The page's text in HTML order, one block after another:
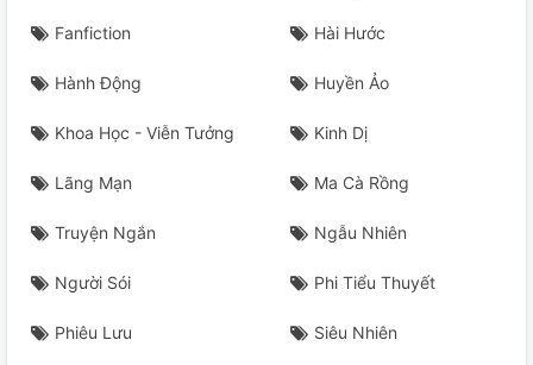
Fanfiction Hài Hước
Hành Động Huyền Ảo
Khoa Học - Viễn Tưởng Kinh Dị
Lãng Mạn Ma Cà Rồng
Truyện Ngắn Ngẫu Nhiên
Người Sói Phi Tiểu Thuyết
Phiêu Lưu Siêu Nhiên